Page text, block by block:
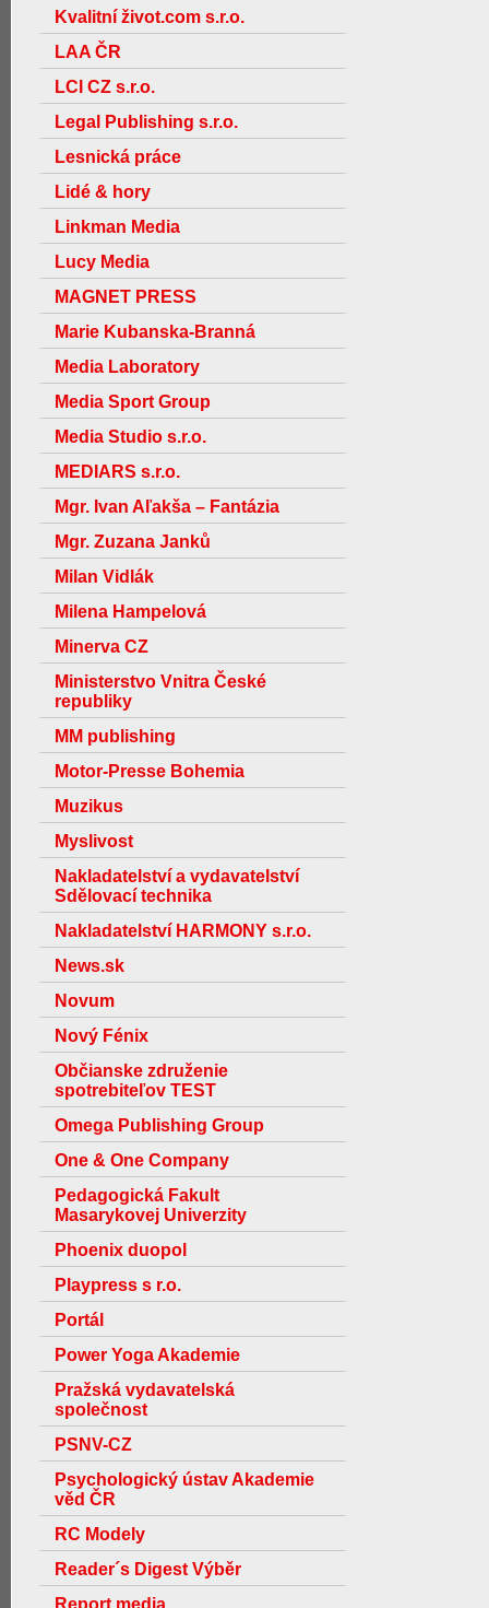
Kvalitní život.com s.r.o.
LAA ČR
LCI CZ s.r.o.
Legal Publishing s.r.o.
Lesnická práce
Lidé & hory
Linkman Media
Lucy Media
MAGNET PRESS
Marie Kubanska-Branná
Media Laboratory
Media Sport Group
Media Studio s.r.o.
MEDIARS s.r.o.
Mgr. Ivan Aľakša – Fantázia
Mgr. Zuzana Janků
Milan Vidlák
Milena Hampelová
Minerva CZ
Ministerstvo Vnitra České
republiky
MM publishing
Motor-Presse Bohemia
Muzikus
Myslivost
Nakladatelství a vydavatelství
Sdělovací technika
Nakladatelství HARMONY s.r.o.
News.sk
Novum
Nový Fénix
Občianske združenie
spotrebiteľov TEST
Omega Publishing Group
One & One Company
Pedagogická Fakult
Masarykovej Univerzity
Phoenix duopol
Playpress s r.o.
Portál
Power Yoga Akademie
Pražská vydavatelská
společnost
PSNV-CZ
Psychologický ústav Akademie
věd ČR
RC Modely
Reader´s Digest Výběr
Report media